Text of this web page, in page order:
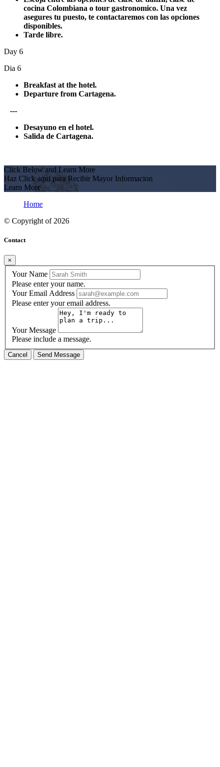
cocina Colombiana o tour gastronomico. Una vez
asegures tu puesto, te contactaremos con las opciones
disponibles.
Tarde libre.
Day 6
Dia 6
Breakfast at the hotel.
Departure from Cartagena.
---
Desayuno en el hotel.
Salida de Cartagena.
Click Below and Learn More
Haz Click aqui para Recibir Mayor Informacion
Learn More
Home
© Copyright of 2026
Contact
×
Your Name
Please enter your name.
Your Email Address
Please enter your email address.
Your Message
Please include a message.
Cancel Send Message